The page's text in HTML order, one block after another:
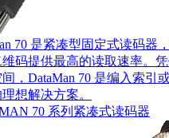
70 是紧凑型固定式读码器
码提供最高的读取速率。
，DataMan 70 是编入索
解决方案。
70 系列紧凑式读码器